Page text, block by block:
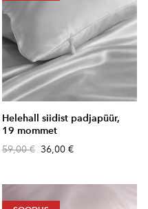
Helehall siidist padjapüür,
19 mommet
59,00 € 36,00 €